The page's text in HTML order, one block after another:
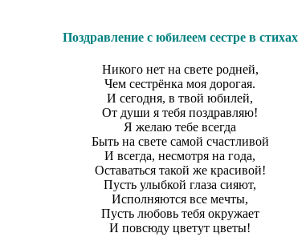
Поздравление с юбилеем сестре в стихах
Никого нет на свете родней,
Чем сестрёнка моя дорогая.
И сегодня, в твой юбилей,
От души я тебя поздравляю!
Я желаю тебе всегда
Быть на свете самой счастливой
И всегда, несмотря на года,
Оставаться такой же красивой!
Пусть улыбкой глаза сияют,
Исполняются все мечты,
Пусть любовь тебя окружает
И повсюду цветут цветы!